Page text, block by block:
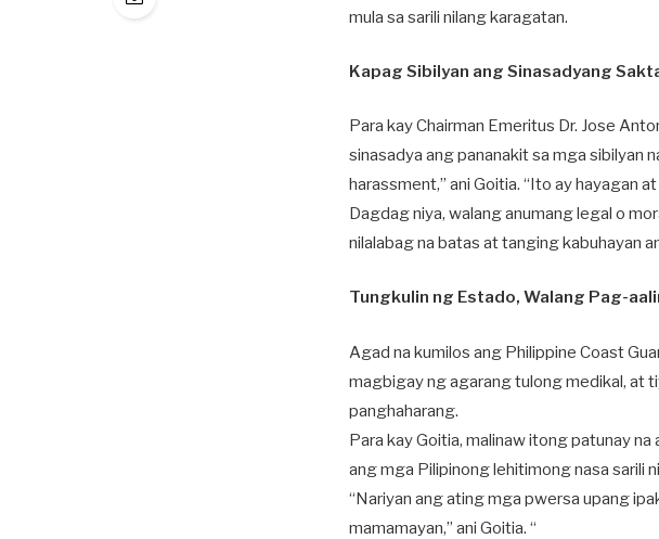
mula sa sarili nilang karagatan.
Kapag Sibilyan ang Sinasadyang
Para kay Chairman Emeritus Dr. Jose
sinasadya ang pananakit sa mga sibilyan
harassment,” ani Goitia. “Ito ay hayagan
Dagdag niya, walang anumang legal o
nilalabag na batas at tanging kabuhayan
Tungkulin ng Estado, Walang Pag-
Agad na kumilos ang Philippine Coast
magbigay ng agarang tulong medikal, at
panghaharang.
Para kay Goitia, malinaw itong patunay
ang mga Pilipinong lehitimong nasa sarili
“Nariyan ang ating mga pwersa upang
mamamayan,” ani Goitia. “